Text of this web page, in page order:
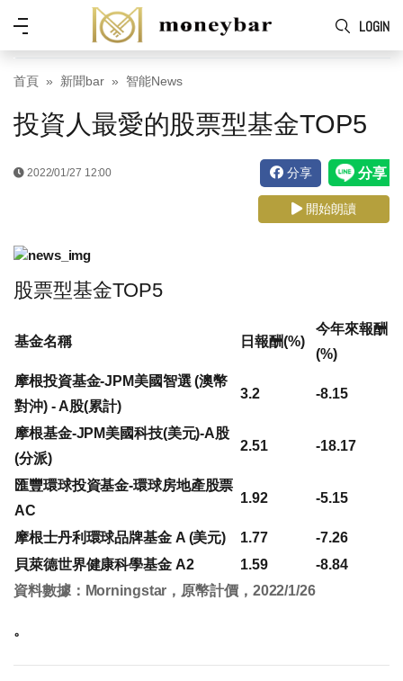
Skip to main content
LOGIN
功
能
表
首頁 新聞bar 智能News
投資人最愛的股票型基金TOP5
2022/01/27 12:00 分享
開始朗讀
股票型基金TOP5
基金名稱 日報酬(%)
今年來報酬
(%)
摩根投資基金-JPM美國智選 (澳幣
對沖) - A股(累計)
3.2 -8.15
摩根基金-JPM美國科技(美元)-A股
(分派)
2.51 -18.17
匯豐環球投資基金-環球房地產股票
AC
1.92 -5.15
摩根士丹利環球品牌基金 A (美元) 1.77
-7.26
貝萊德世界健康科學基金 A2
1.59
-8.84
資料數據：Morningstar，原幣計價，2022/1/26
。